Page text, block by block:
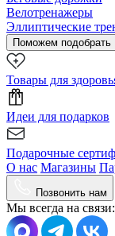
Велотренажеры
Эллиптические
Поможем подобрать
Товары для
Идеи для подарков
Подарочные
О нас Магазины
Позвонить нам
Мы всегда на связи: